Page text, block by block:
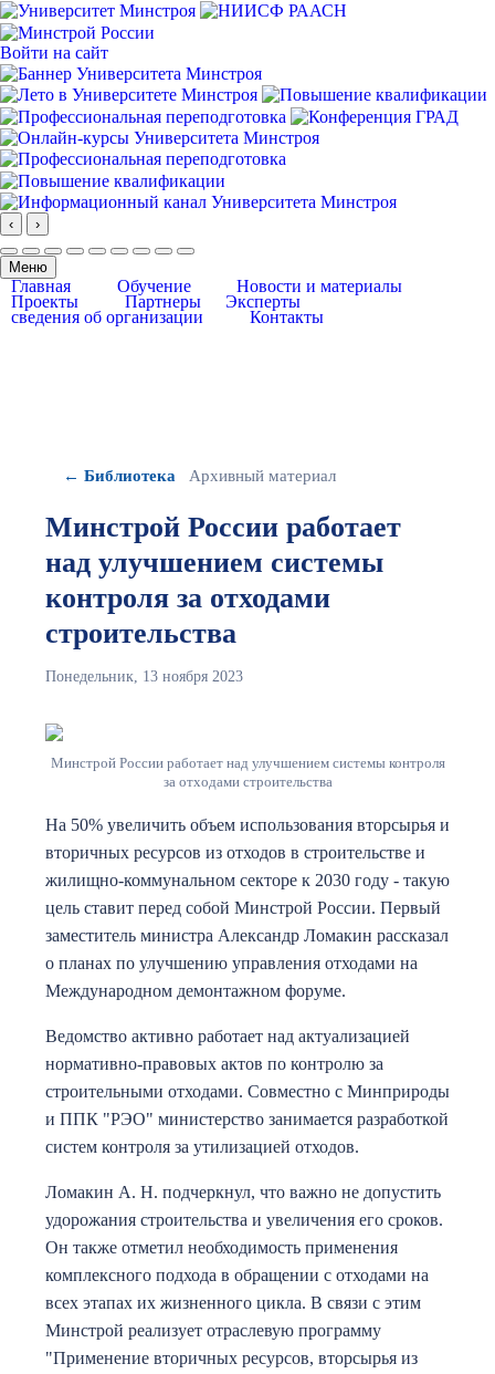
Войти на сайт
‹ ›
Меню
Главная Обучение
Новости и материалы
Проекты
Партнеры
Эксперты
сведения об организации
Контакты
← Библиотека Архивный материал
Минстрой России работает
над улучшением системы
контроля за отходами
строительства
Понедельник, 13 ноября 2023
Минстрой России работает над улучшением системы контроля
за отходами строительства
На 50% увеличить объем использования вторсырья и
вторичных ресурсов из отходов в строительстве и
жилищно-коммунальном секторе к 2030 году - такую
цель ставит перед собой Минстрой России. Первый
заместитель министра Александр Ломакин рассказал
о планах по улучшению управления отходами на
Международном демонтажном форуме.
Ведомство активно работает над актуализацией
нормативно-правовых актов по контролю за
строительными отходами. Совместно с Минприроды
и ППК "РЭО" министерство занимается разработкой
систем контроля за утилизацией отходов.
Ломакин А. Н. подчеркнул, что важно не допустить
удорожания строительства и увеличения его сроков.
Он также отметил необходимость применения
комплексного подхода в обращении с отходами на
всех этапах их жизненного цикла. В связи с этим
Минстрой реализует отраслевую программу
"Применение вторичных ресурсов, вторсырья из